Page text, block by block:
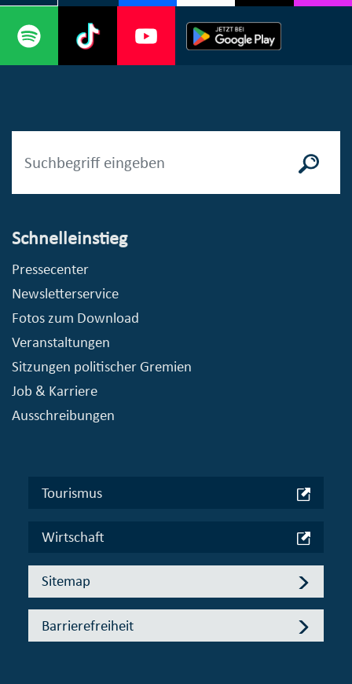
Schnelleinstieg
Pressecenter
Newsletterservice
Fotos zum Download
Veranstaltungen
Sitzungen politischer Gremien
Job & Karriere
Ausschreibungen
Tourismus
Wirtschaft
Sitemap
Barrierefreiheit